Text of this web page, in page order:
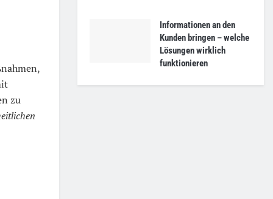
zu
Informationen an den
Kunden bringen – welche
Lösungen wirklich
funktionieren